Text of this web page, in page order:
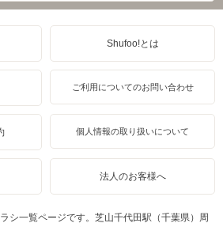
Shufoo!とは
ご利用についてのお問い合わせ
個人情報の取り扱いについて
法人のお客様へ
シ一覧ページです。芝山千代田駅（千葉県）周